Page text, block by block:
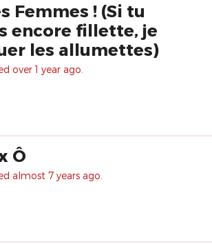
Femmes ! (Si tu
encore fillette, je
les allumettes)
over 1 year ago.
Ô
almost 7 years ago.